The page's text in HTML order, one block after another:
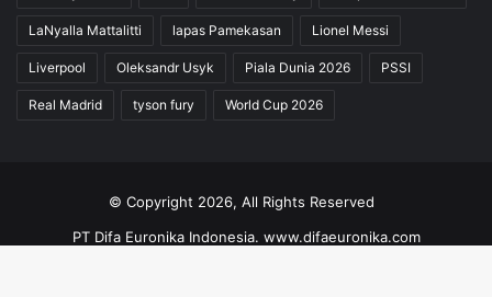
LaNyalla Mattalitti lapas Pamekasan Lionel Messi
Liverpool Oleksandr Usyk Piala Dunia 2026 PSSI
Real Madrid tyson fury World Cup 2026
© Copyright 2026, All Rights Reserved
PT Difa Euronika Indonesia. www.difaeuronika.com